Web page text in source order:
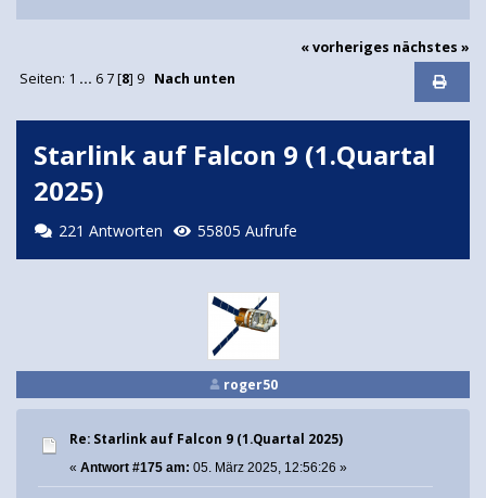
« vorheriges nächstes »
Seiten: 1 ... 6 7[8] 9 Nach unten
Starlink auf Falcon 9 (1.Quartal
2025)
221 Antworten 55805 Aufrufe
roger50
Re: Starlink auf Falcon 9 (1.Quartal 2025)
« Antwort #175 am: 05. März 2025, 12:56:26 »